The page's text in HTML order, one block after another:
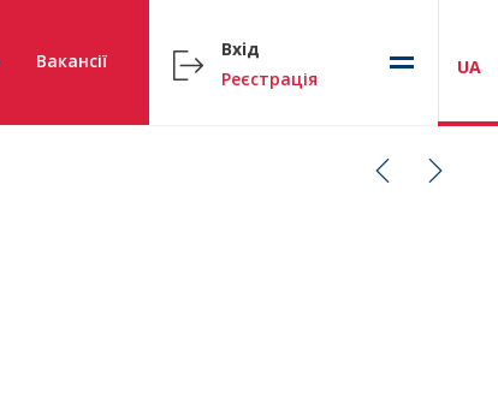
Вакансії
Вхід
Реєстрація
UA